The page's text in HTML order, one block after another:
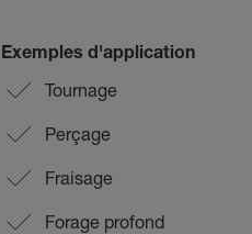
Exemples d'application
Tournage
Perçage
Fraisage
Forage profond